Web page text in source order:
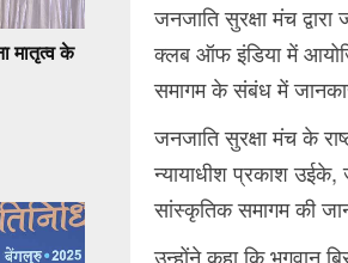
मातृत्व के
जनजाति सुरक्षा मंच
क्लब ऑफ इंडिया में
समागम के संबंध में
जनजाति सुरक्षा मंच के
न्यायाधीश प्रकाश
सांस्कृतिक समागम की
उन्होंने कहा कि भगवान